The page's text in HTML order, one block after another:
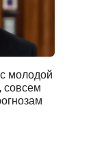
молодой
совсем